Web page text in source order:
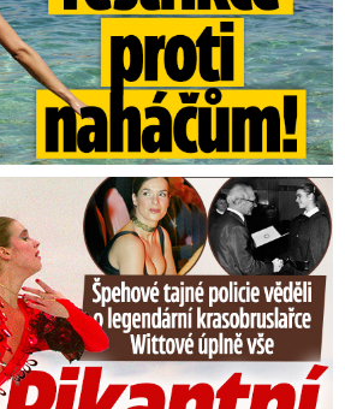
krasobruslařku Wittovou: Pikantní ...